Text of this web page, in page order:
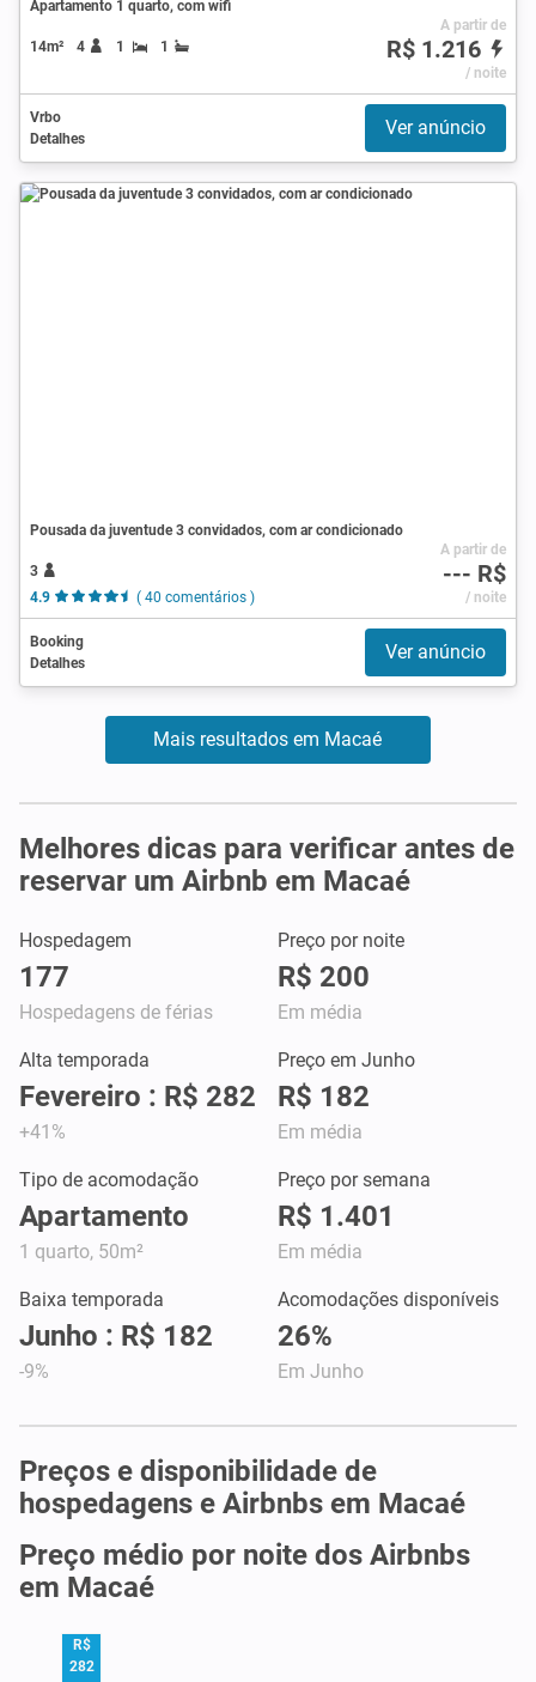
Apartamento 1 quarto, com wifi
14m² 4 1 1
A partir de
R$ 1.216
/ noite
Vrbo
Detalhes
Ver anúncio
Pousada da juventude 3 convidados, com ar condicionado
3
4.9
( 40 comentários )
A partir de
--- R$
/ noite
Booking
Detalhes
Ver anúncio
Mais resultados em Macaé
Melhores dicas para verificar antes de
reservar um Airbnb em Macaé
Hospedagem
177
Hospedagens de férias
Preço por noite
R$ 200
Em média
Alta temporada
Fevereiro : R$ 282
+41%
Preço em Junho
R$ 182
Em média
Tipo de acomodação
Apartamento
1 quarto, 50m²
Preço por semana
R$ 1.401
Em média
Baixa temporada
Junho : R$ 182
-9%
Acomodações disponíveis
26%
Em Junho
Preços e disponibilidade de
hospedagens e Airbnbs em Macaé
Preço médio por noite dos Airbnbs
em Macaé
R$
282